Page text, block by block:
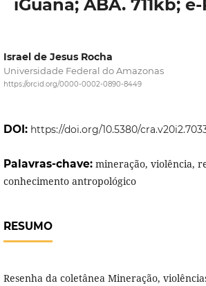
iGuana; ABA. 711kb;
Israel de Jesus Rocha
Universidade Federal do Amazonas
https://orcid.org/0000-0002-0890-8449
DOI: https://doi.org/10.5380/
Palavras-chave: mineração, violência,
conhecimento antropológico
RESUMO
Resenha da coletânea Mineração,